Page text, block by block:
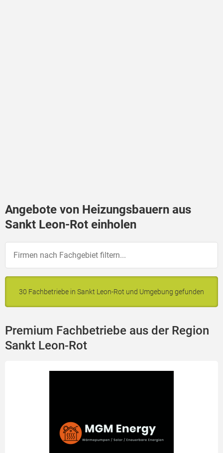
Angebote von Heizungsbauern aus
Sankt Leon-Rot einholen
30 Fachbetriebe in Sankt Leon-Rot und Umgebung gefunden
Premium Fachbetriebe aus der Region
Sankt Leon-Rot